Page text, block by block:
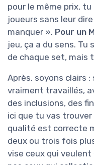
pour le même prix,
joueurs sans leur
manquer ». Pour un
jeu, ça a du sens. Tu
de chaque set, mais
Après, soyons clairs
vraiment travaillés,
des inclusions, des
ici que tu vas
qualité est correcte
deux ou trois fois
vise ceux qui